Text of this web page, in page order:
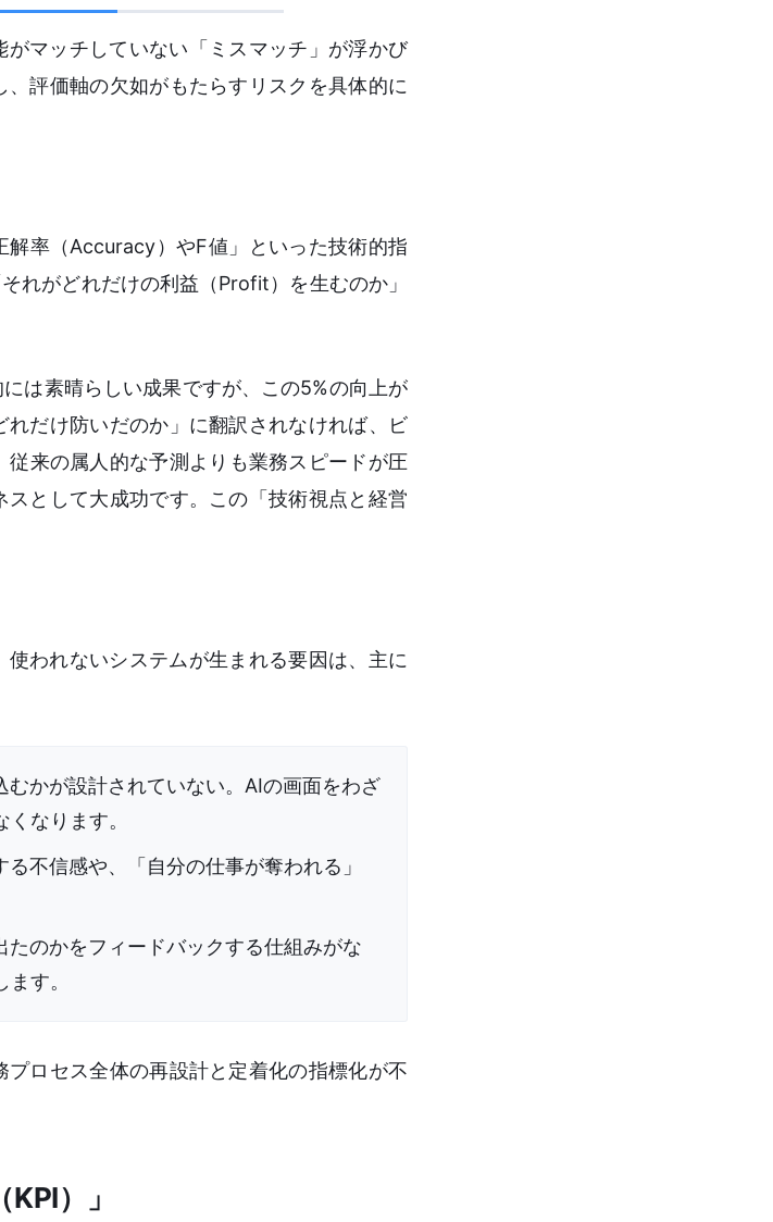
マッチしていない「ミスマッチ」が浮かび
評価軸の欠如がもたらすリスクを具体的に
率（Accuracy）やF値」といった技術的指
れがどれだけの利益（Profit）を生むのか」
は素晴らしい成果ですが、この5%の向上が
れだけ防いだのか」に翻訳されなければ、ビ
来の属人的な予測よりも業務スピードが圧
として大成功です。この「技術視点と経営
われないシステムが生まれる要因は、主に
むかが設計されていない。AIの画面をわざ
なります。
不信感や、「自分の仕事が奪われる」
たのかをフィードバックする仕組みがな
す。
ロセス全体の再設計と定着化の指標化が不
）」